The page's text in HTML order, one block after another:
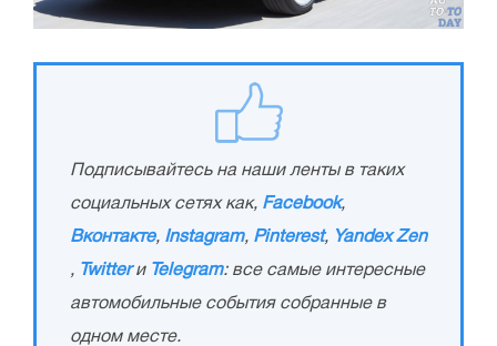
Подписывайтесь на наши ленты в таких
социальных сетях как, Facebook,
Вконтакте, Instagram, Pinterest, Yandex Zen
, Twitterи Telegram: все самые интересные
автомобильные события собранные в
одном месте.